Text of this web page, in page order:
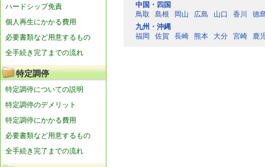
ハードシップ免責
個人再生にかかる費用
必要書類など用意するもの
全手続き完了までの流れ
特定調停
特定調停についての説明
特定調停のデメリット
特定調停にかかる費用
必要書類など用意するもの
全手続き完了までの流れ
中国・四国
鳥取
島根 岡山 広島 山口 香川
徳
九州・沖縄
福岡
佐賀 長崎 熊本 大分 宮崎 鹿